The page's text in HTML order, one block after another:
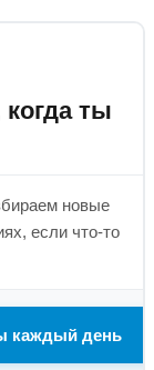
ты
новые
если что-то
каждый день